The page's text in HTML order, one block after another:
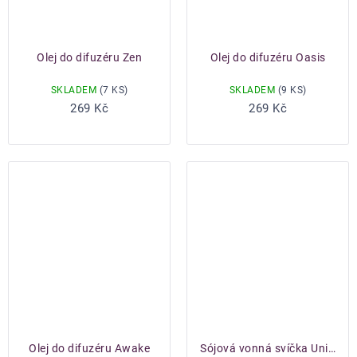
Olej do difuzéru Zen
SKLADEM (7 KS)
269 Kč
Do košíku
Olej do difuzéru Oasis
SKLADEM (9 KS)
269 Kč
Do košíku
Olej do difuzéru Awake Sójová vonná svíčka Unity